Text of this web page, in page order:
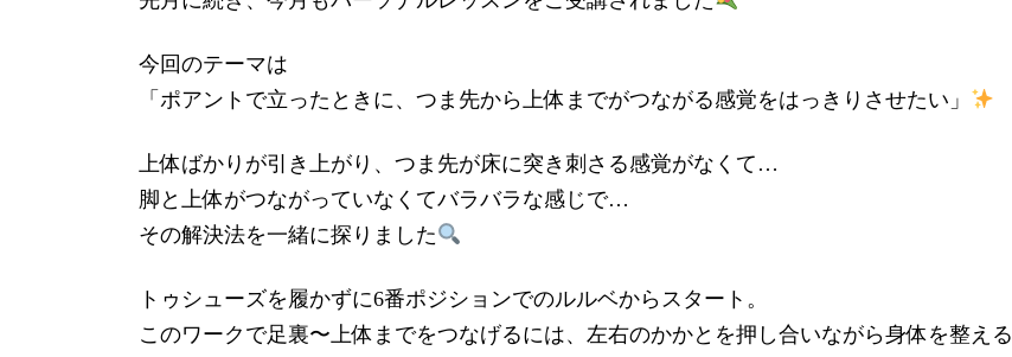
今回のテーマは
「ポアントで立ったときに、つま先から上体までがつながる感覚をはっきりさせたい」
上体ばかりが引き上がり、つま先が床に突き刺さる感覚がなくて…
脚と上体がつながっていなくてバラバラな感じで…
その解決法を一緒に探りました
トゥシューズを履かずに6番ポジションでのルルベからスタート。
このワークで足裏〜上体までをつなげるには、左右のかかとを押し合いながら身体を整える